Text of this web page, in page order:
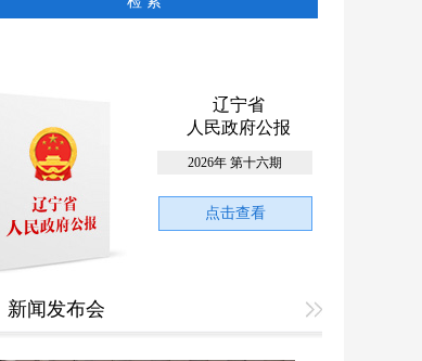
辽宁省
人民政府公报
2026年 第十六期
点击查看
新闻发布会